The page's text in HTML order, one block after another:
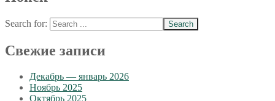
Search for:
Свежие записи
Декабрь — январь 2026
Ноябрь 2025
Октябрь 2025